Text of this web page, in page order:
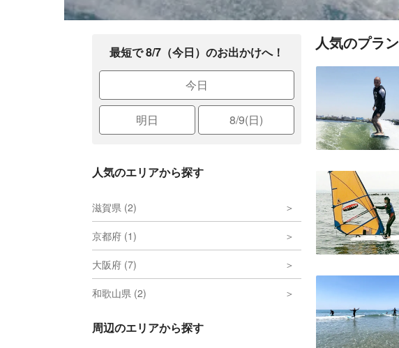
最短で 8/7（今日）のお出かけへ！
今日
明日 8/9(日)
人気のエリアから探す
滋賀県 (2)
京都府 (1)
大阪府 (7)
和歌山県 (2)
周辺のエリアから探す
人気のプラン